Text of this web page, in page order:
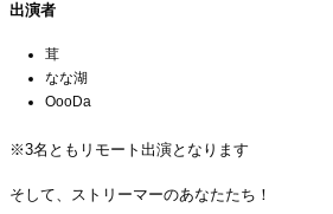
出演者
茸
なな湖
OooDa
※3名ともリモート出演となります
そして、ストリーマーのあなたたち！